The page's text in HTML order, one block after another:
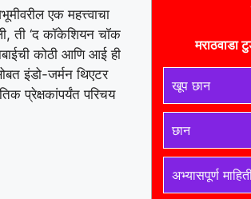
एक महत्त्वाचा
ती ‘द कॉकेशियन चॉक
कोठी आणि आई ही
इंडो-जर्मन थिएटर
प्रेक्षकांपर्यंत परिचय
मराठवाडा
खूप छान
छान
अभ्यासपूर्ण